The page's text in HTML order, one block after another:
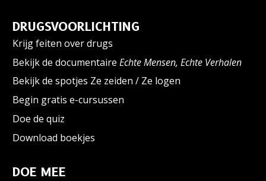
DRUGSVOORLICHTING
Krijg feiten over drugs
Bekijk de documentaire Echte Mensen, Echte Verhalen
Bekijk de spotjes Ze zeiden / Ze logen
Begin gratis e-cursussen
Doe de quiz
Download boekjes
DOE MEE